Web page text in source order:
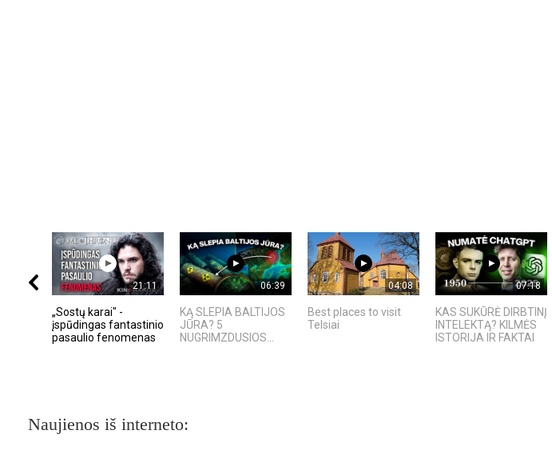
21:11
„Sostų karai" -
įspūdingas fantastinio
pasaulio fenomenas
06:39
KĄ SLEPIA BALTIJOS
JŪRA? 5
NUGRIMZDUSIOS...
04:08
Best places to visit
Telsiai
07:18
KAS SUKŪRĖ DIRBTINĮ
INTELEKTĄ? KILMĖS
ISTORIJA IR FAKTAI
Naujienos iš interneto: